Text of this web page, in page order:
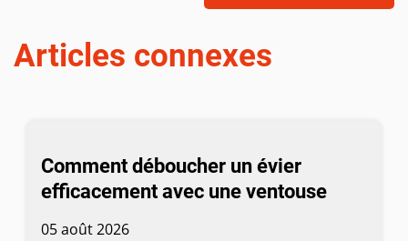
Articles connexes
Comment déboucher un évier
efficacement avec une ventouse
05 août 2026